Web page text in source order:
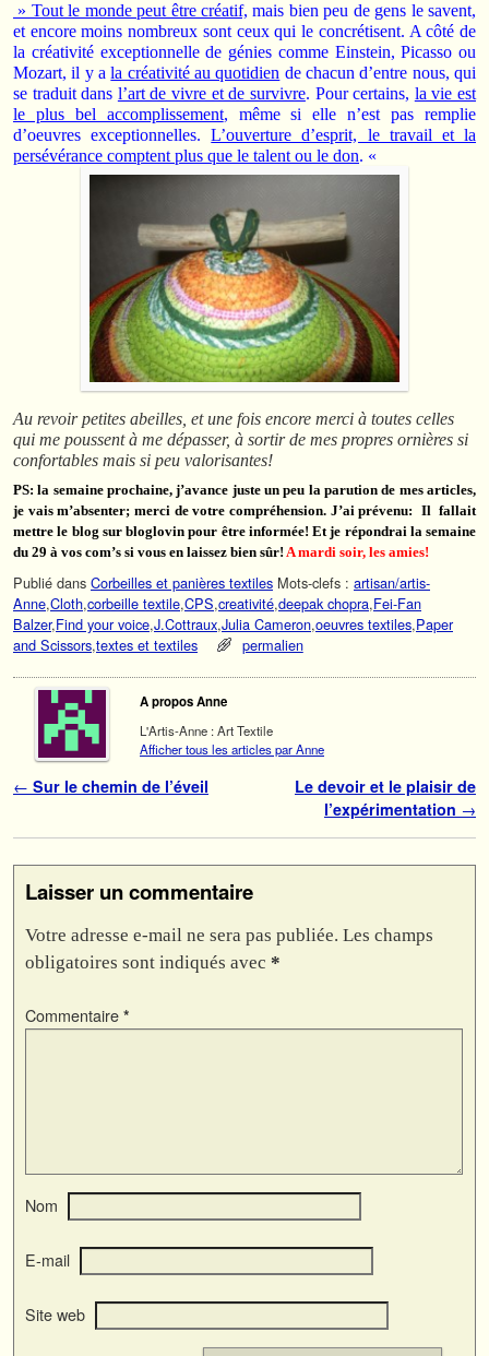
» Tout le monde peut être créatif, mais bien peu de gens le savent,
et encore moins nombreux sont ceux qui le concrétisent. A côté de
la créativité exceptionnelle de génies comme Einstein, Picasso ou
Mozart, il y ala créativité au quotidien de chacun d’entre nous, qui
se traduit dans l’art de vivre et de survivre. Pour certains, la vie est
le plus bel accomplissement, même si elle n’est pas remplie
d’oeuvres exceptionnelles.L’ouverture d’esprit, le travail et la
persévérance comptent plus que le talent ou le don. «
Au revoir petites abeilles, et une fois encore merci à toutes celles
qui me poussent à me dépasser, à sortir de mes propres ornières si
confortables mais si peu valorisantes!
PS: la semaine prochaine, j’avance juste un peu la parution de mes articles,
je vais m’absenter; merci de votre compréhension. J’ai prévenu: Il fallait
mettre le blog sur bloglovin pour être informée! Et je répondrai la semaine
du 29 à vos com’s si vous en laissez bien sûr! A mardi soir, les amies!
Publié dans Corbeilles et panières textiles Mots-clefs : artisan/artis-
Anne,Cloth,corbeille textile,CPS,creativité,deepak chopra,Fei-Fan
Balzer,Find your voice,J.Cottraux,Julia Cameron,oeuvres textiles,Paper
and Scissors,textes et textiles permalien
A propos Anne
L'Artis-Anne : Art Textile
Afficher tous les articles par Anne
Navigation des articles
← Sur le chemin de l’éveil
Le devoir et le plaisir de
l’expérimentation →
Laisser un commentaire
Votre adresse e-mail ne sera pas publiée. Les champs
obligatoires sont indiqués avec *
Commentaire *
Nom
E-mail
Site web